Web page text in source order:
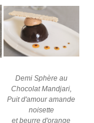
Demi Sphère au
Chocolat Mandjari,
Puit d'amour amande
noisette
et beurre d'orange